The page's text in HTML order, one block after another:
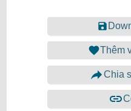
Thêm
Chia